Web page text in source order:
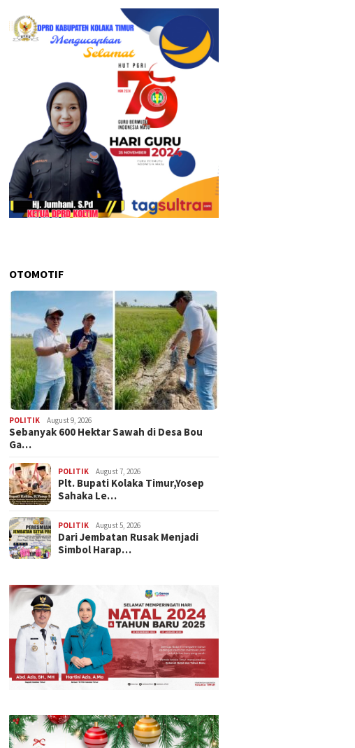
OTOMOTIF
POLITIK August 9, 2026
Sebanyak 600 Hektar Sawah di Desa Bou
Ga…
POLITIK August 7, 2026
Plt. Bupati Kolaka Timur,Yosep
Sahaka Le…
POLITIK August 5, 2026
Dari Jembatan Rusak Menjadi
Simbol Harap…